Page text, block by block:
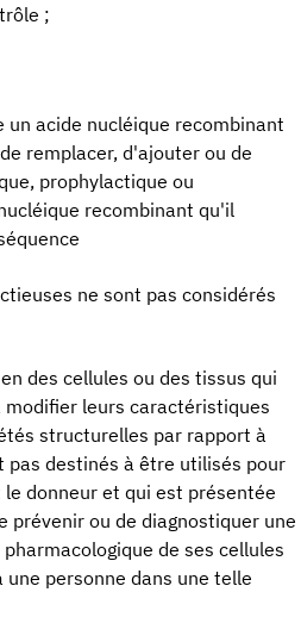
;
acide nucléique recombinant
remplacer, d'ajouter ou de
prophylactique ou
recombinant qu'il
ne sont pas considérés
des cellules ou des tissus qui
leurs caractéristiques
structurelles par rapport à
pas destinés à être utilisés pour
donneur et qui est présentée
ou de diagnostiquer une
de ses cellules
personne dans une telle